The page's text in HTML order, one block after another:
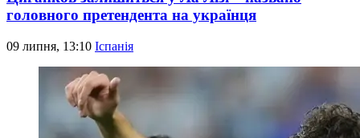
головного претендента на українця
09 липня, 13:10 Іспанія